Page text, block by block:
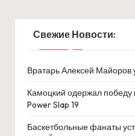
Свежие Новости:
Вратарь Алексей Майоров
Камоцкий одержал
Power Slap 19
Баскетбольные фанаты